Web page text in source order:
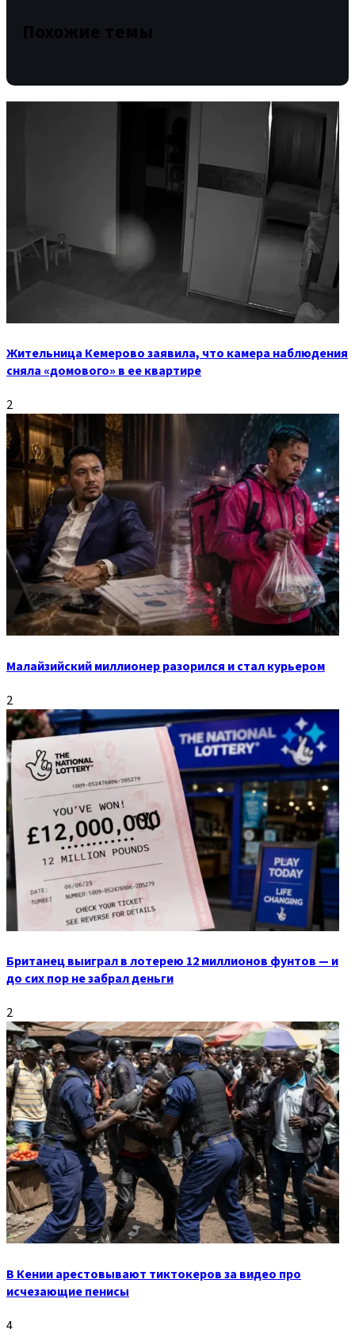
Похожие темы
Жительница Кемерово заявила, что камера наблюдения
сняла «домового» в ее квартире
2
Малайзийский миллионер разорился и стал курьером
2
Британец выиграл в лотерею 12 миллионов фунтов — и
до сих пор не забрал деньги
2
В Кении арестовывают тиктокеров за видео про
исчезающие пенисы